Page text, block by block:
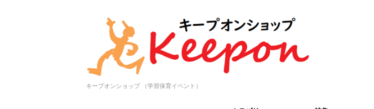
キープオンショップ （学習保育イベント）